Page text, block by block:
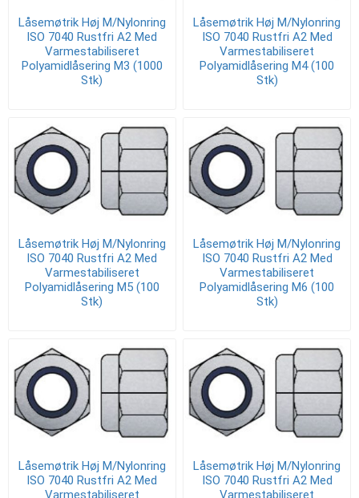
Låsemøtrik Høj M/Nylonring
ISO 7040 Rustfri A2 Med
Varmestabiliseret
Polyamidlåsering M3 (1000
Stk)
Låsemøtrik Høj M/Nylonring
ISO 7040 Rustfri A2 Med
Varmestabiliseret
Polyamidlåsering M4 (100
Stk)
Låsemøtrik Høj M/Nylonring
ISO 7040 Rustfri A2 Med
Varmestabiliseret
Polyamidlåsering M5 (100
Stk)
Låsemøtrik Høj M/Nylonring
ISO 7040 Rustfri A2 Med
Varmestabiliseret
Polyamidlåsering M6 (100
Stk)
Låsemøtrik Høj M/Nylonring
ISO 7040 Rustfri A2 Med
Varmestabiliseret
Låsemøtrik Høj M/Nylonring
ISO 7040 Rustfri A2 Med
Varmestabiliseret